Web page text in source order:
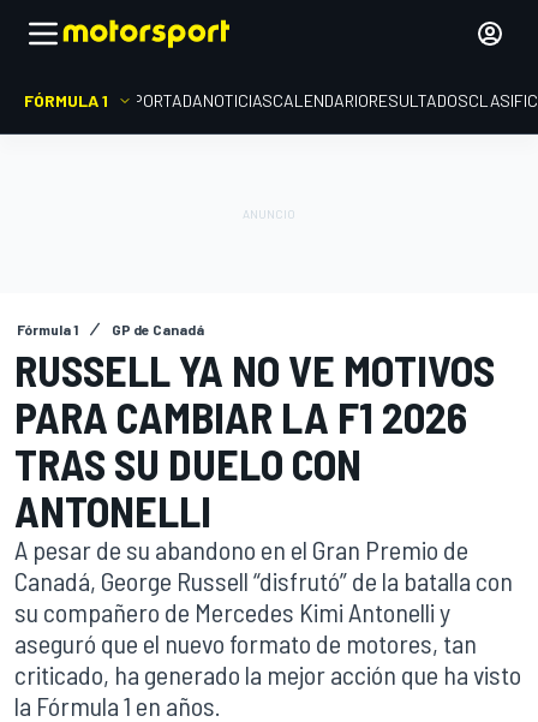
FÓRMULA 1 PORTADANOTICIASCALENDARIORESULTADOS
Fórmula 1 GP de Canadá
RUSSELL YA NO VE MOTIVOS
PARA CAMBIAR LA F1 2026
TRAS SU DUELO CON
ANTONELLI
A pesar de su abandono en el Gran Premio de
Canadá, George Russell “disfrutó” de la batalla con
su compañero de Mercedes Kimi Antonelli y
aseguró que el nuevo formato de motores, tan
criticado, ha generado la mejor acción que ha visto
la Fórmula 1 en años.